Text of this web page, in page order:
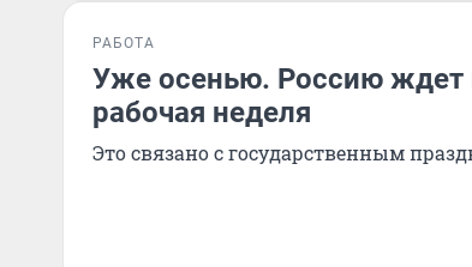
РАБОТА
Уже осенью. Россию ждет
рабочая неделя
Это связано с государственным